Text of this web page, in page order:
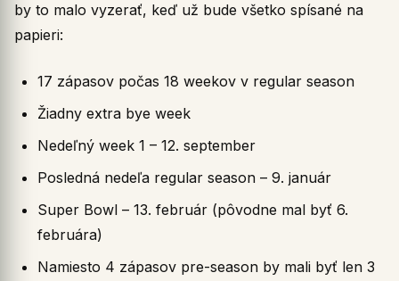
by to malo vyzerať, keď už bude všetko spísané na
papieri:
17 zápasov počas 18 weekov v regular season
Žiadny extra bye week
Nedeľný week 1 – 12. september
Posledná nedeľa regular season – 9. január
Super Bowl – 13. február (pôvodne mal byť 6.
februára)
Namiesto 4 zápasov pre-season by mali byť len 3